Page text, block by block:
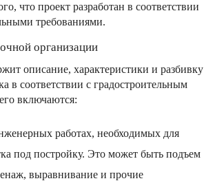
что проект разработан в соответствии
требованиями.
организации
описание, характеристики и разбивку
в соответствии с градостроительным
включаются:
работах, необходимых для
под постройку. Это может быть подъем
выравнивание и прочие